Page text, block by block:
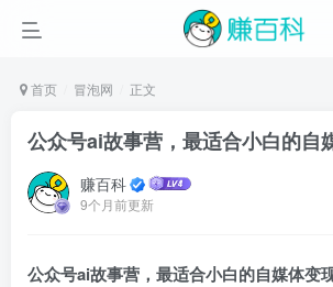
首页 冒泡网 正文
公众号ai故事营，最适合小白的自
赚百科
9个月前更新
公众号ai故事营 ，最适合小白的自媒体变